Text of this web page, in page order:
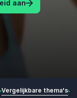
aan
Vergelijkbare thema's